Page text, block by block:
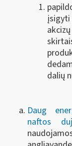
dalių
Daug
naftos